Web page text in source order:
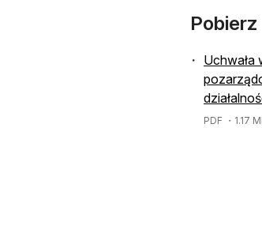
Pobierz
Uchwała
PDF ・1.17